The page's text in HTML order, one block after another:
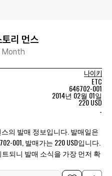
리 먼스
Month
나이키
ETC
646702-001
2014년 02월 01일
220 USD
-
의 발매 정보입니다. 발매일은
001, 발매가는 220 USD입니다.
되니 발매 소식을 가장 먼저 확